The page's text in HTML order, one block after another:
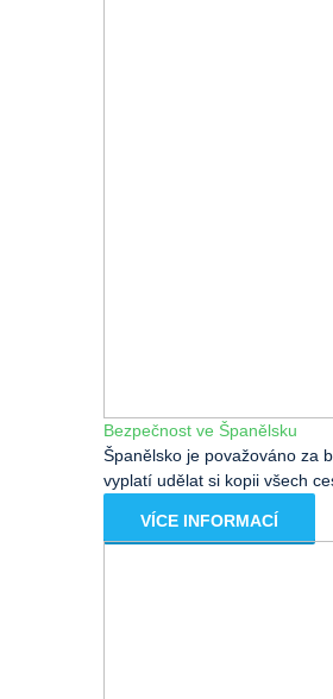
Bezpečnost ve Španělsku
Španělsko je považováno za
vyplatí udělat si kopii všech
VÍCE INFORMACÍ